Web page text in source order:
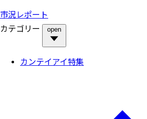
市況レポート
カテゴリー
open
カンテイアイ特集